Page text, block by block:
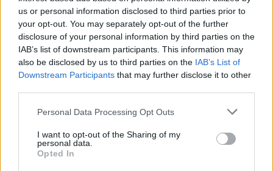
us or personal information disclosed to third parties prior to
your opt-out. You may separately opt-out of the further
disclosure of your personal information by third parties on the
IAB’s list of downstream participants. This information may
also be disclosed by us to third parties on the IAB’s List of
Downstream Participants that may further disclose it to other
Personal Data Processing Opt Outs
I want to opt-out of the Sharing of my
personal data.
Opted In
non accenna a fermarsi.